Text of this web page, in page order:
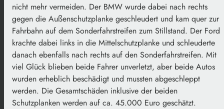
nicht mehr vermeiden. Der BMW wurde dabei nach rechts
gegen die Außenschutzplanke geschleudert und kam quer zur
Fahrbahn auf dem Sonderfahrstreifen zum Stillstand. Der Ford
krachte dabei links in die Mittelschutzplanke und schleuderte
danach ebenfalls nach rechts auf den Sonderfahrstreifen. Mit
viel Glück blieben beide Fahrer unverletzt, aber beide Autos
wurden erheblich beschädigt und mussten abgeschleppt
werden. Die Gesamtschäden inklusive der beiden
Schutzplanken werden auf ca. 45.000 Euro geschätzt.